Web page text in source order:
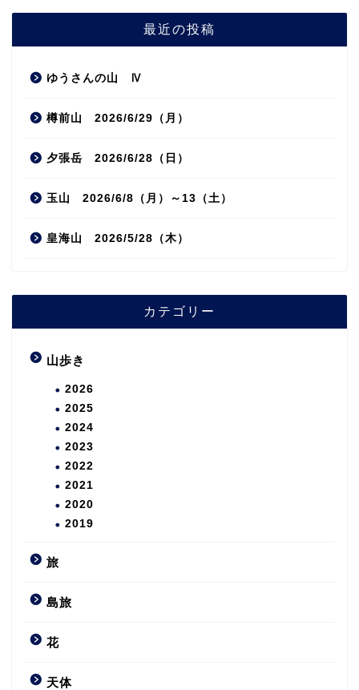
最近の投稿
ゆうさんの山 Ⅳ
樽前山 2026/6/29（月）
夕張岳 2026/6/28（日）
玉山 2026/6/8（月）～13（土）
皇海山 2026/5/28（木）
カテゴリー
山歩き
2026
2025
2024
2023
2022
2021
2020
2019
旅
島旅
花
天体